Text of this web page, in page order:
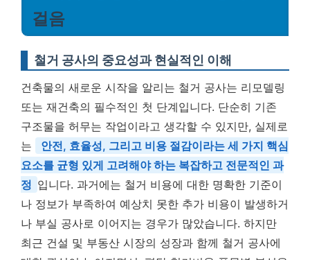
걸음
철거 공사의 중요성과 현실적인 이해
건축물의 새로운 시작을 알리는 철거 공사는 리모델링
또는 재건축의 필수적인 첫 단계입니다. 단순히 기존
구조물을 허무는 작업이라고 생각할 수 있지만, 실제로
는
안전, 효율성, 그리고 비용 절감이라는 세 가지 핵심
요소를 균형 있게 고려해야 하는 복잡하고 전문적인 과
정 입니다. 과거에는 철거 비용에 대한 명확한 기준이
나 정보가 부족하여 예상치 못한 추가 비용이 발생하거
나 부실 공사로 이어지는 경우가 많았습니다. 하지만
최근 건설 및 부동산 시장의 성장과 함께 철거 공사에